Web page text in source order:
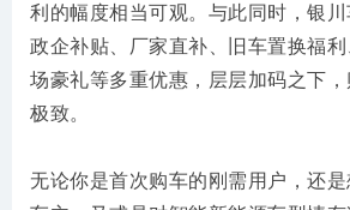
利的幅度相当可观。与此同时，银
政企补贴、厂家直补、旧车置换福
场豪礼等多重优惠，层层加码之下，
极致。
无论你是首次购车的刚需用户，还